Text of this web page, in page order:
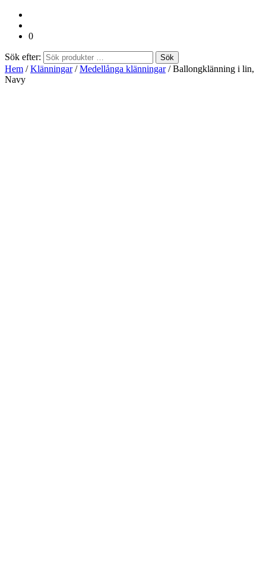
0
Sök efter: Sök
Hem /Klänningar/Medellånga klänningar/ Ballongklänning i lin,
Navy